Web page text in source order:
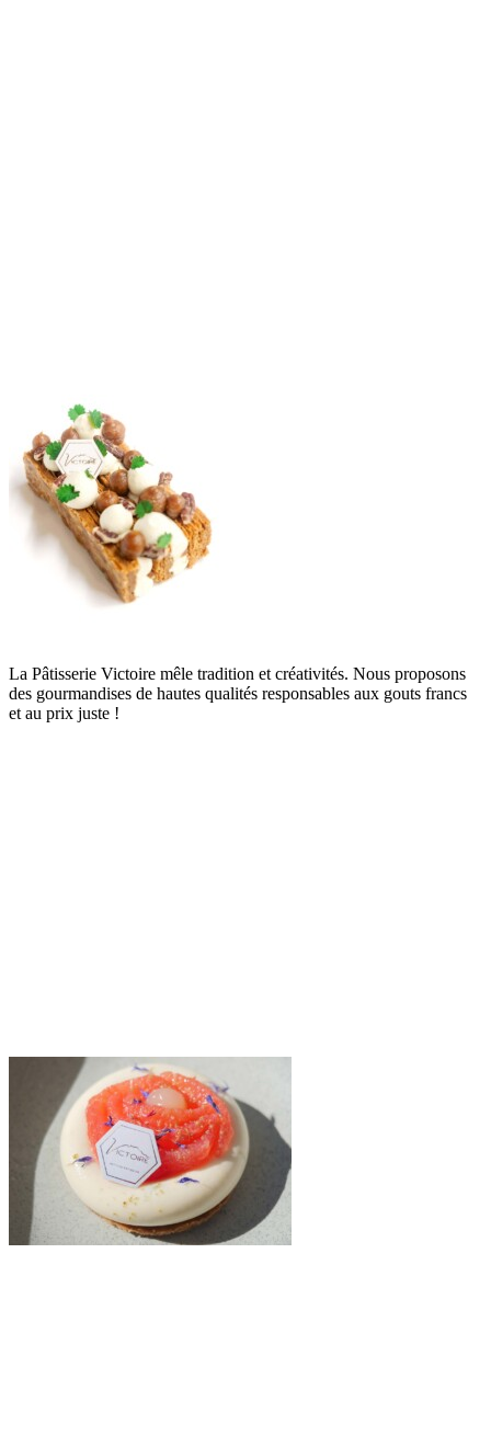
La Pâtisserie Victoire mêle tradition et créativités. Nous proposons
des gourmandises de hautes qualités responsables aux gouts francs
et au prix juste !